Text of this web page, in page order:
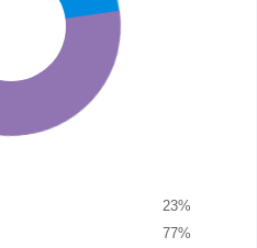
%
23
%
77